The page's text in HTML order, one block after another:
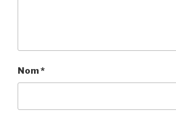
Nom*